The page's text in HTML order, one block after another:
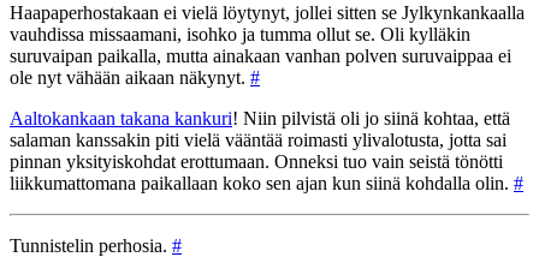
Haapaperhostakaan ei vielä löytynyt, jollei sitten se Jylkynkankaalla
vauhdissa missaamani, isohko ja tumma ollut se. Oli kylläkin
suruvaipan paikalla, mutta ainakaan vanhan polven suruvaippaa ei
ole nyt vähään aikaan näkynyt. #
Aaltokankaan takana kankuri! Niin pilvistä oli jo siinä kohtaa, että
salaman kanssakin piti vielä vääntää roimasti ylivalotusta, jotta sai
pinnan yksityiskohdat erottumaan. Onneksi tuo vain seistä tönötti
liikkumattomana paikallaan koko sen ajan kun siinä kohdalla olin. #
Tunnistelin perhosia. #